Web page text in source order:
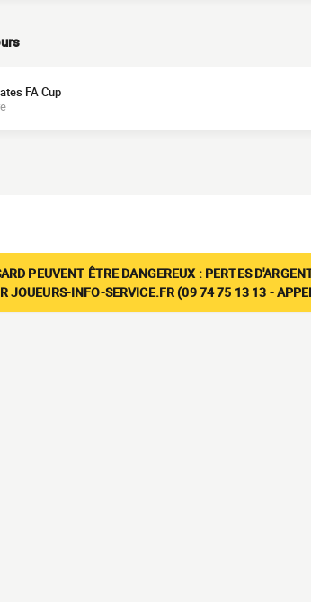
FA Cup
PEUVENT ÊTRE DANGEREUX : PERTES
JOUEURS-INFO-SERVICE.FR (09 74 75 13 13 -